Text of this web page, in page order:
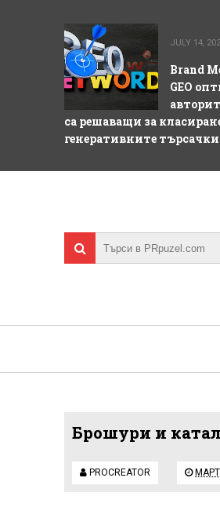
JULY 14,
Brand
GEO
са решаващи за
генеративните търсачки
Брошури и
PROCREATOR